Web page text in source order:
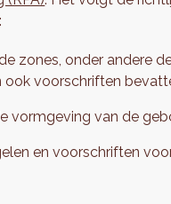
zones, onder andere
voorschriften
vormgeving van de
en voorschriften